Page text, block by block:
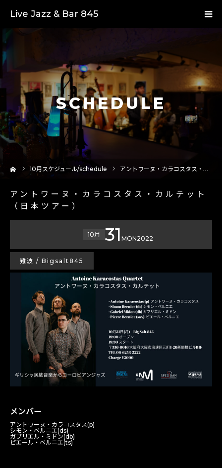
Live Jazz & Bar 845
SCHEDULE
10月スケジュール/schedule アントワーヌ・カラコスタス・カルテット（日本ツアー）
アントワーヌ・カラコスタス・カルテット
（日本ツアー）
10月 31 MON2022
難波 / Bigsalt845
メンバー
アントワーヌ・カラコスタス(p)
シモン・ベルニエ(ds)
ガブリエル・ミドン(db)
ピエール・ベルニエ(ts)